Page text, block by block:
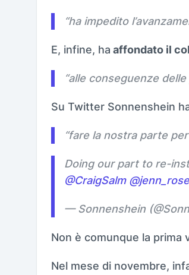
“ha impedito
E, infine, ha affondato il
“alle conseguenze
Su Twitter Sonnenshein
“fare la nostra parte
Doing our part to re-
@CraigSalm
— Sonnenshein
Non è comunque la prima
Nel mese di novembre,